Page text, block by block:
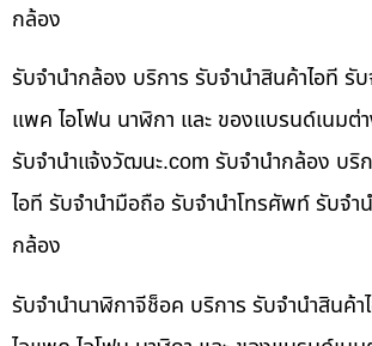
กล้อง
รับจำนำกล้อง บริการ รับจำนำสินค้าไอที รั
แพค ไอโฟน นาฬิกา และ ของแบรนด์เนมต่
รับจํานําแจ้งวัฒนะ.com รับจำนำกล้อง บริ
ไอที รับจำนำมือถือ รับจำนำโทรศัพท์ รับจำ
กล้อง
รับจำนำนาฬิกาจีช็อค บริการ รับจำนำสินค้